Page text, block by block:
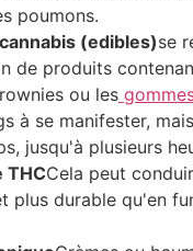
poumons.
(edibles)se
de produits
ou les
à se manifester,
jusqu'à plusieurs
THCCela peut
plus durable qu'en